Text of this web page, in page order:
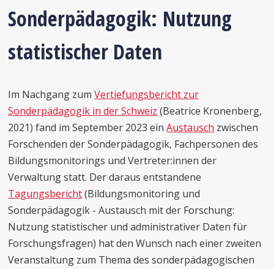
Sonderpädagogik: Nutzung
statistischer Daten
Im Nachgang zumVertiefungsbericht zur
Sonderpädagogik in der Schweiz (Beatrice Kronenberg,
2021) fand im September 2023 einAustausch zwischen
Forschenden der Sonderpädagogik, Fachpersonen des
Bildungsmonitorings und Vertreter:innen der
Verwaltung statt. Der daraus entstandene
Tagungsbericht(Bildungsmonitoring und
Sonderpädagogik - Austausch mit der Forschung:
Nutzung statistischer und administrativer Daten für
Forschungsfragen) hat den Wunsch nach einer zweiten
Veranstaltung zum Thema des sonderpädagogischen